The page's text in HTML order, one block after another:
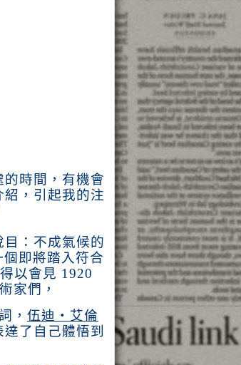
時間，有機會
紹，引起我的注
：不成氣候的
即將踏入符合
得以會見 1920
家們，
， 伍迪‧艾倫
了自己體悟到